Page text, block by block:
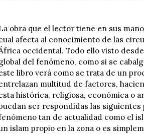
obra que el lector tiene en sus
afecta al conocimiento de las
occidental. Todo ello visto
del fenómeno, como si se
libro verá como se trata de un
multitud de factores,
histórica, religiosa, económica o
ser respondidas las
tan de actualidad como el
islam propio en la zona o es